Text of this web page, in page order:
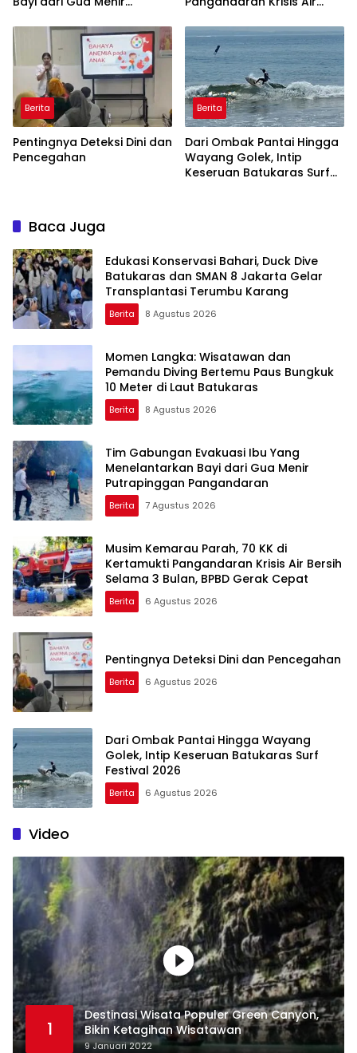
Pangandaran
BPBD Gerak Cepat
Berita
Pentingnya Deteksi Dini dan
Pencegahan
Berita
Dari Ombak Pantai Hingga
Wayang Golek, Intip
Keseruan Batukaras Surf
Baca Juga
Edukasi Konservasi Bahari, Duck Dive
Batukaras dan SMAN 8 Jakarta Gelar
Transplantasi Terumbu Karang
Berita 8 Agustus 2026
Momen Langka: Wisatawan dan
Pemandu Diving Bertemu Paus Bungkuk
10 Meter di Laut Batukaras
Berita 8 Agustus 2026
Tim Gabungan Evakuasi Ibu Yang
Menelantarkan Bayi dari Gua Menir
Putrapinggan Pangandaran
Berita 7 Agustus 2026
Musim Kemarau Parah, 70 KK di
Kertamukti Pangandaran Krisis Air Bersih
Selama 3 Bulan, BPBD Gerak Cepat
Berita 6 Agustus 2026
Pentingnya Deteksi Dini dan Pencegahan
Berita 6 Agustus 2026
Dari Ombak Pantai Hingga Wayang
Golek, Intip Keseruan Batukaras Surf
Festival 2026
Berita 6 Agustus 2026
Video
1
Destinasi Wisata Populer Green Canyon,
Bikin Ketagihan Wisatawan
9 Januari 2022